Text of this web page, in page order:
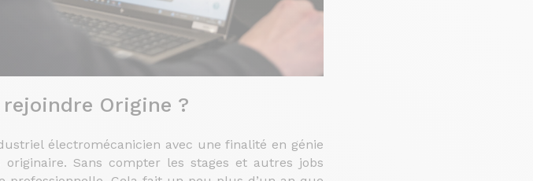
Origine ?
électromécanicien avec une finalité en génie
Sans compter les stages et autres jobs